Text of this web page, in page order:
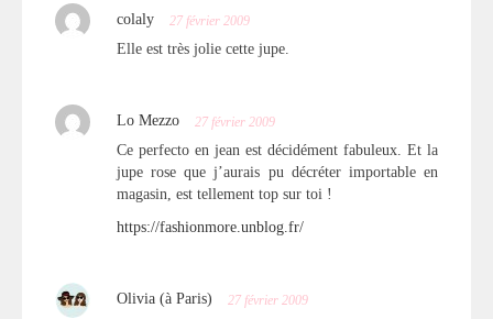
colaly 27 février 2009
Elle est très jolie cette jupe.
Lo Mezzo 27 février 2009
Ce perfecto en jean est décidément fabuleux. Et la
jupe rose que j’aurais pu décréter importable en
magasin, est tellement top sur toi !
https://fashionmore.unblog.fr/
Olivia (à Paris) 27 février 2009